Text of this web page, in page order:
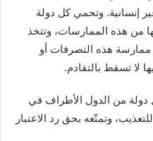
إنسانية. وتحمي كل دولة
هذه الممارسات، وتتخذ
ممارسة هذه التصرفات أو
لا تسقط بالتقادم.
من الدول الأطراف في
وتمتّعه بحق رد الاعتبار